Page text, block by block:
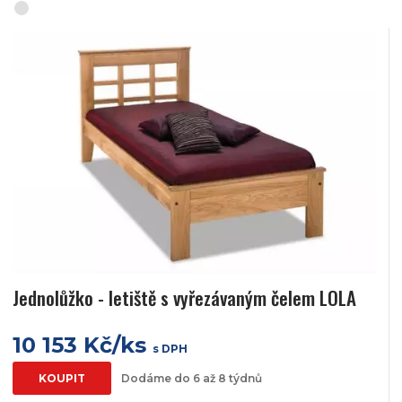
Jednolůžko - letiště s vyřezávaným čelem LOLA
10 153 Kč/ks s DPH
KOUPIT Dodáme do 6 až 8 týdnů